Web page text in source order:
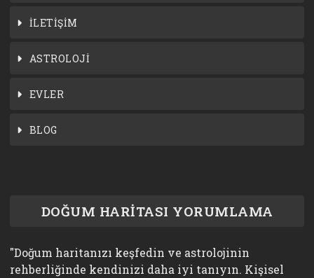
İLETİŞİM
ASTROLOJİ
EVLER
BLOG
DOĞUM HARİTASI YORUMLAMA
"Doğum haritanızı keşfedin ve astrolojinin
rehberliğinde kendinizi daha iyi tanıyın. Kişisel